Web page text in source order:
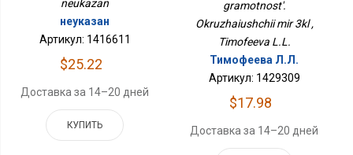
neukazan
неуказан
Артикул: 1416611
$25.22
Доставка за 14–20 дней
КУПИТЬ
gramotnost'.
Okruzhaiushchii mir 3kl ,
Timofeeva L.L.
Тимофеева Л.Л.
Артикул: 1429309
$17.98
Доставка за 14–20 дней